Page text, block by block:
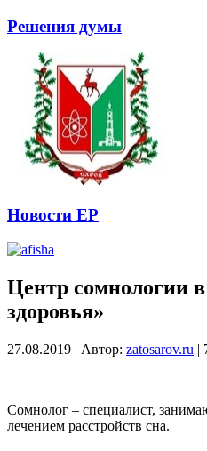
Решения думы
Новости ЕР
Центр сомнологии
здоровья»
27.08.2019 | Автор: zatosarov.ru |
Сомнолог – специалист,
лечением расстройств сна.